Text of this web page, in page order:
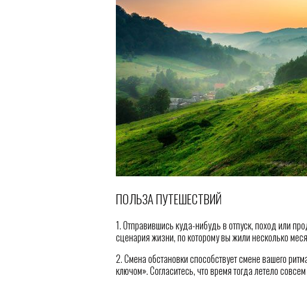
ПОЛЬЗА ПУТЕШЕСТВИЙ
1. Отправившись куда-нибудь в отпуск, поход или
сценария жизни, по которому вы жили несколько
2. Смена обстановки способствует смене вашего
ключом». Согласитесь, что время тогда летело совсем